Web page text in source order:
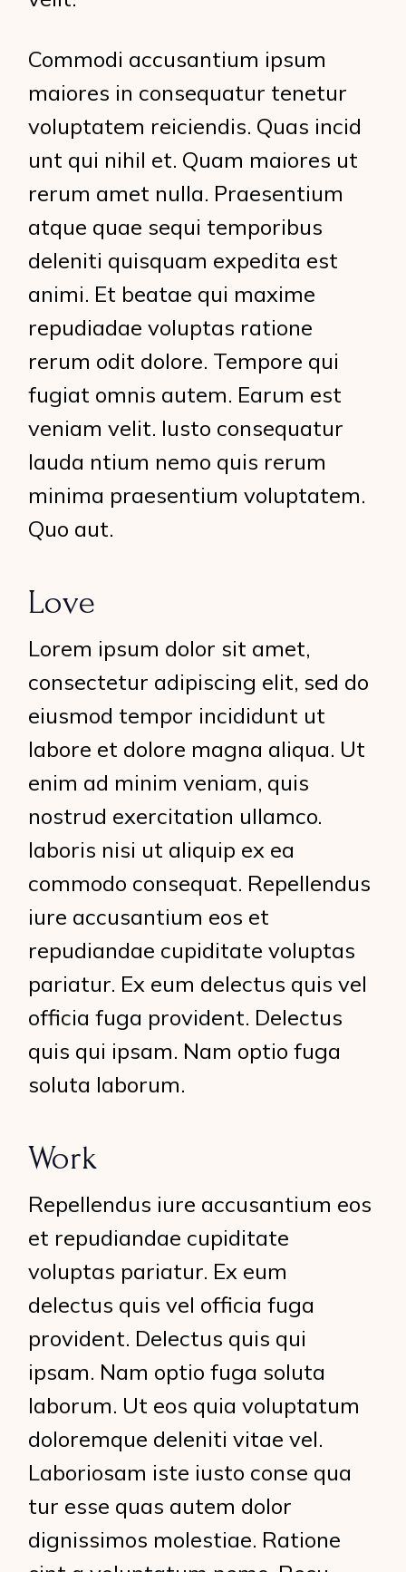
Commodi accusantium ipsum
maiores in consequatur tenetur
voluptatem reiciendis. Quas incid
unt qui nihil et. Quam maiores ut
rerum amet nulla. Praesentium
atque quae sequi temporibus
deleniti quisquam expedita est
animi. Et beatae qui maxime
repudiadae voluptas ratione
rerum odit dolore. Tempore qui
fugiat omnis autem. Earum est
veniam velit. Iusto consequatur
lauda ntium nemo quis rerum
minima praesentium voluptatem.
Quo aut.
Love
Lorem ipsum dolor sit amet,
consectetur adipiscing elit, sed do
eiusmod tempor incididunt ut
labore et dolore magna aliqua. Ut
enim ad minim veniam, quis
nostrud exercitation ullamco.
laboris nisi ut aliquip ex ea
commodo consequat. Repellendus
iure accusantium eos et
repudiandae cupiditate voluptas
pariatur. Ex eum delectus quis vel
officia fuga provident. Delectus
quis qui ipsam. Nam optio fuga
soluta laborum.
Work
Repellendus iure accusantium eos
et repudiandae cupiditate
voluptas pariatur. Ex eum
delectus quis vel officia fuga
provident. Delectus quis qui
ipsam. Nam optio fuga soluta
laborum. Ut eos quia voluptatum
doloremque deleniti vitae vel.
Laboriosam iste iusto conse qua
tur esse quas autem dolor
dignissimos molestiae. Ratione